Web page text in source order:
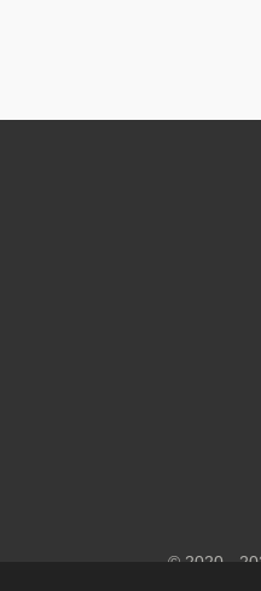
© 2020 -